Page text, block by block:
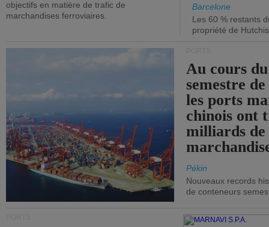
objectifs en matière de trafic de
marchandises ferroviaires.
Barcelone
Les 60 % restants
propriété de
Au cours
semestre
les ports
chinois ont
milliards de
Pékin
Nouveaux records
de conteneurs